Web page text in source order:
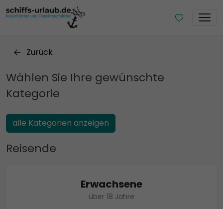
Zurück
Wählen Sie Ihre gewünschte
Kategorie
alle Kategorien anzeigen
Reisende
Erwachsene
über 18 Jahre